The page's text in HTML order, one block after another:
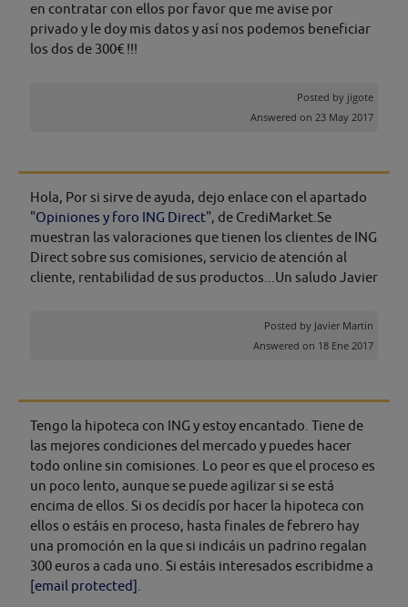
en contratar con ellos por favor que me avise por
privado y le doy mis datos y así nos podemos beneficiar
los dos de 300€ !!!
Posted by jigote
Answered on 23 May 2017
Hola, Por si sirve de ayuda, dejo enlace con el apartado
"Opiniones y foro ING Direct", de CrediMarket.Se
muestran las valoraciones que tienen los clientes de ING
Direct sobre sus comisiones, servicio de atención al
cliente, rentabilidad de sus productos...Un saludo Javier
Posted by Javier Martin
Answered on 18 Ene 2017
Tengo la hipoteca con ING y estoy encantado. Tiene de
las mejores condiciones del mercado y puedes hacer
todo online sin comisiones. Lo peor es que el proceso es
un poco lento, aunque se puede agilizar si se está
encima de ellos. Si os decidís por hacer la hipoteca con
ellos o estáis en proceso, hasta finales de febrero hay
una promoción en la que si indicáis un padrino regalan
300 euros a cada uno. Si estáis interesados escribidme a
[email protected]